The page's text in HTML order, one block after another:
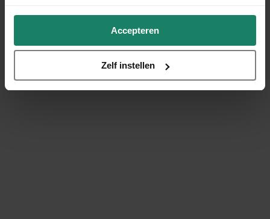
Accepteren
Zelf instellen